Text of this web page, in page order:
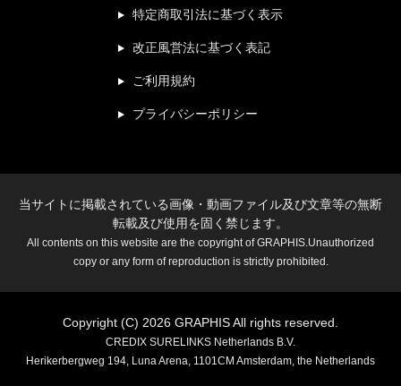
特定商取引法に基づく表示
改正風営法に基づく表記
ご利用規約
プライバシーポリシー
当サイトに掲載されている画像・動画ファイル及び文章等の無断
転載及び使用を固く禁じます。
All contents on this website are the copyright of GRAPHIS.Unauthorized
copy or any form of reproduction is strictly prohibited.
Copyright (C) 2026 GRAPHIS All rights reserved.
CREDIX SURELINKS Netherlands B.V.
Herikerbergweg 194, Luna Arena, 1101CM Amsterdam, the Netherlands